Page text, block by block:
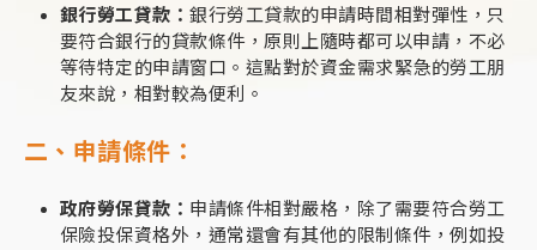
銀行勞工貸款：銀行勞工貸款的申請時間相對彈性，只
要符合銀行的貸款條件，原則上隨時都可以申請，不必
等待特定的申請窗口。這點對於資金需求緊急的勞工朋
友來說，相對較為便利。
二、申請條件：
政府勞保貸款： 申請條件相對嚴格，除了需要符合勞工
保險投保資格外，通常還會有其他的限制條件，例如投